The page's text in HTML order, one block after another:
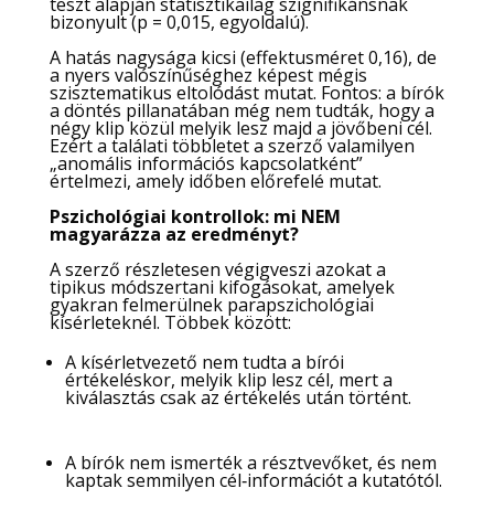
bizonyult (p = 0,015, egyoldalú).
A hatás nagysága kicsi (effektusméret 0,16), de
a nyers valószínűséghez képest mégis
szisztematikus eltolódást mutat. Fontos: a bírók
a döntés pillanatában még nem tudták, hogy a
négy klip közül melyik lesz majd a jövőbeni cél.
Ezért a találati többletet a szerző valamilyen
„anomális információs kapcsolatként”
értelmezi, amely időben előrefelé mutat.
Pszichológiai kontrollok: mi NEM
magyarázza az eredményt?
A szerző részletesen végigveszi azokat a
tipikus módszertani kifogásokat, amelyek
gyakran felmerülnek parapszichológiai
kísérleteknél. Többek között:
A kísérletvezető nem tudta a bírói
értékeléskor, melyik klip lesz cél, mert a
kiválasztás csak az értékelés után történt.
A bírók nem ismerték a résztvevőket, és nem
kaptak semmilyen cél‑információt a kutatótól.